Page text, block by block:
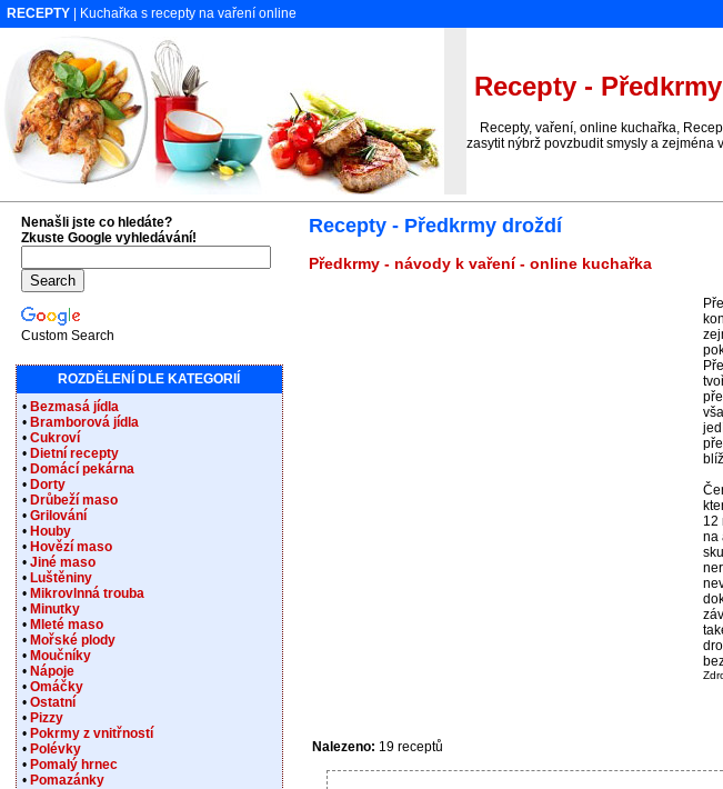
RECEPTY | Kuchařka s recepty na vaření online
Recepty -
Recepty, vaření, online kuchařka,
zasytit nýbrž povzbudit smysly a zejména
Recepty - Předkrmy droždí
Předkrmy - návody k vaření - online kuchařka
12
na
Nalezeno: 19 receptů
Nenašli jste co hledáte?
Zkuste Google vyhledávání!
Custom Search
ROZDĚLENÍ DLE KATEGORIÍ
• Bezmasá jídla
• Bramborová jídla
• Cukroví
• Dietní recepty
• Domácí pekárna
• Dorty
• Drůbeží maso
• Grilování
• Houby
• Hovězí maso
• Jiné maso
• Luštěniny
• Mikrovlnná trouba
• Minutky
• Mleté maso
• Mořské plody
• Moučníky
• Nápoje
• Omáčky
• Ostatní
• Pizzy
• Pokrmy z vnitřností
• Polévky
• Pomalý hrnec
• Pomazánky